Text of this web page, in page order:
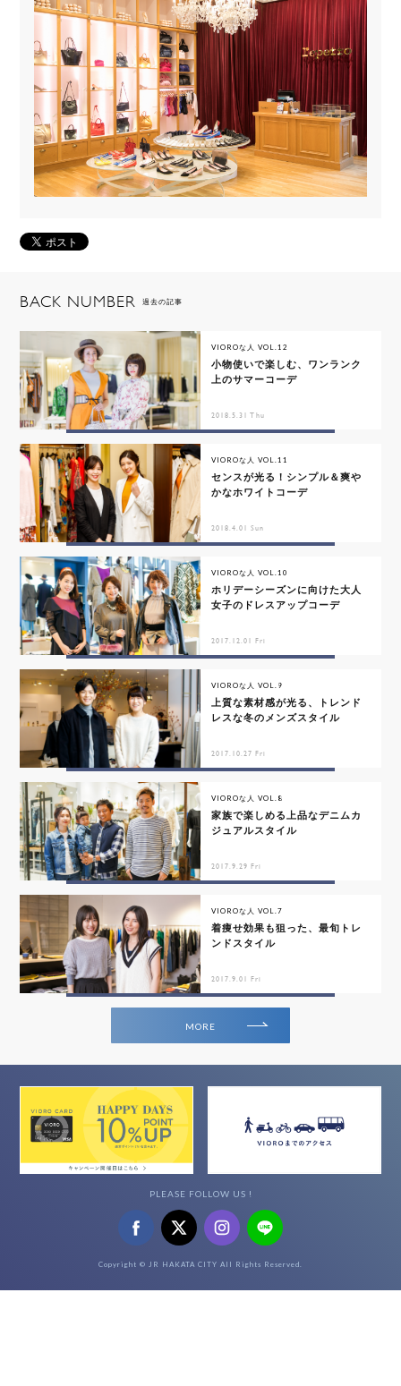
BACK NUMBER 過去の記事
VIOROな人 VOL.12
小物使いで楽しむ、ワンランク
上のサマーコーデ
2018.5.31 Thu
VIOROな人 VOL.11
センスが光る！シンプル＆爽や
かなホワイトコーデ
2018.4.01 Sun
VIOROな人 VOL.10
ホリデーシーズンに向けた大人
女子のドレスアップコーデ
2017.12.01 Fri
VIOROな人 VOL.9
上質な素材感が光る、トレンド
レスな冬のメンズスタイル
2017.10.27 Fri
VIOROな人 VOL.8
家族で楽しめる上品なデニムカ
ジュアルスタイル
2017.9.29 Fri
VIOROな人 VOL.7
着痩せ効果も狙った、最旬トレ
ンドスタイル
2017.9.01 Fri
MORE
PLEASE FOLLOW US !
Copyright © JR HAKATA CITY All Rights Reserved.